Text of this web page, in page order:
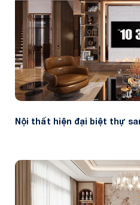
Nội thất hiện đại biệt thự